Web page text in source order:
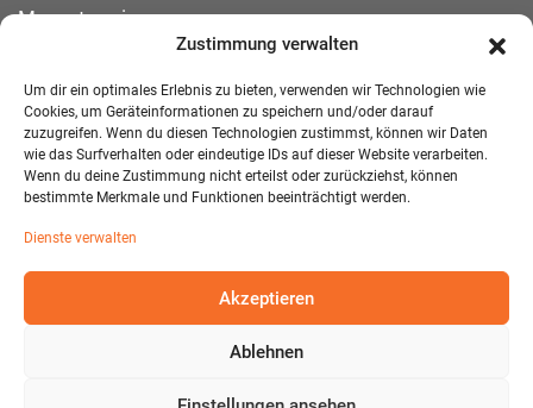
Zustimmung verwalten
Um dir ein optimales Erlebnis zu bieten, verwenden wir Technologien wie
Cookies, um Geräteinformationen zu speichern und/oder darauf
zuzugreifen. Wenn du diesen Technologien zustimmst, können wir Daten
wie das Surfverhalten oder eindeutige IDs auf dieser Website verarbeiten.
Wenn du deine Zustimmung nicht erteilst oder zurückziehst, können
bestimmte Merkmale und Funktionen beeinträchtigt werden.
Dienste verwalten
Akzeptieren
Ablehnen
Messetermine
Downloads
Wandelemente
Über uns
Impressum
Datenschutzerklärung
© 2026 T-EXO GmbH Mietmöbel - Alle Rechte vorbehalten.